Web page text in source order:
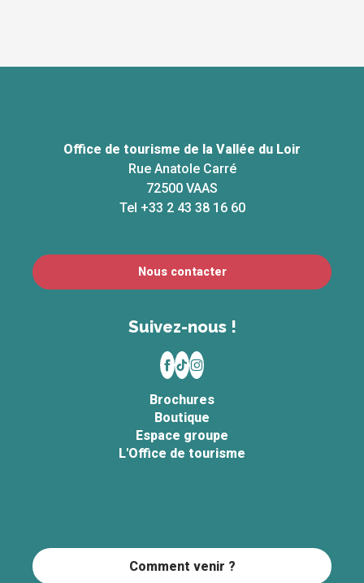
Office de tourisme de la Vallée du Loir
Rue Anatole Carré
72500 VAAS
Tel +33 2 43 38 16 60
Nous contacter
Suivez-nous !
Brochures
Boutique
Espace groupe
L'Office de tourisme
Comment venir ?